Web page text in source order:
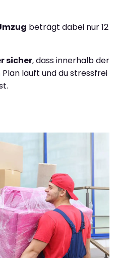
beträgt dabei nur 12
sicher, dass innerhalb der
läuft und du stressfrei